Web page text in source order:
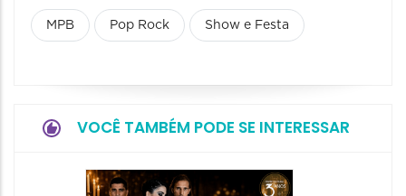
MPB Pop Rock Show e Festa
VOCÊ TAMBÉM PODE SE INTERESSAR